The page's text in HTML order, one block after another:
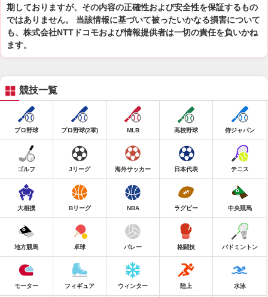
期しておりますが、その内容の正確性および安全性を保証するもの
ではありません。 当該情報に基づいて被ったいかなる損害について
も、株式会社NTTドコモおよび情報提供者は一切の責任を負いかね
ます。
競技一覧
プロ野球 プロ野球(2軍) MLB 高校野球 侍ジャパン
ゴルフ Jリーグ 海外サッカー 日本代表 テニス
大相撲 Bリーグ NBA ラグビー 中央競馬
地方競馬 卓球 バレー 格闘技 バドミントン
モーター フィギュア ウィンター 陸上 水泳